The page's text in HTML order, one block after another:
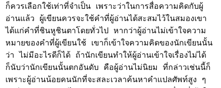
ก็ควรเลือกใช้เท่าที่จำเป็น เพราะว่าในการสื่อความคิดกับผู้
อ่านแล้ว ผู้เขียนควรจะใช้คำที่ผู้อ่านได้สะสมไว้ในสมองเขา
ได้แก่คำที่ชินหูชินตาโดยทั่วไป หากว่าผู้อ่านไม่เข้าใจความ
หมายของคำที่ผู้เขียนใช้ เขาก็เข้าใจความคิดของนักเขียนนั้น
ว่า ไม่มีอะไรดีก็ได้ ถ้านักเขียนทำให้ผู้อ่านเข้าใจเรื่องไม่ได้
ก็นับว่านักเขียนนั้นตกอันดับ คือผู้อ่านไม่นิยม ที่กล่าวเช่นนี้ก็
เพราะผู้อ่านน้อยคนนักที่จะสละเวลาค้นหาคำแปลศัพท์สูง ๆ